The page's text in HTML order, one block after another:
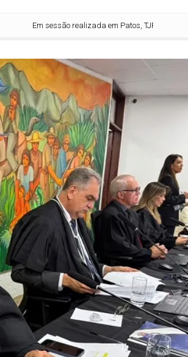
Em sessão realizada em Patos, TJPB recebe denúncia